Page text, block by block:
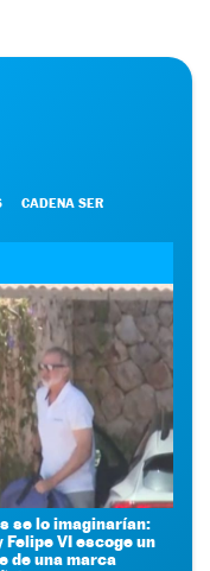
CADENA SER
se lo imaginarían:
Felipe VI escoge un
de una marca